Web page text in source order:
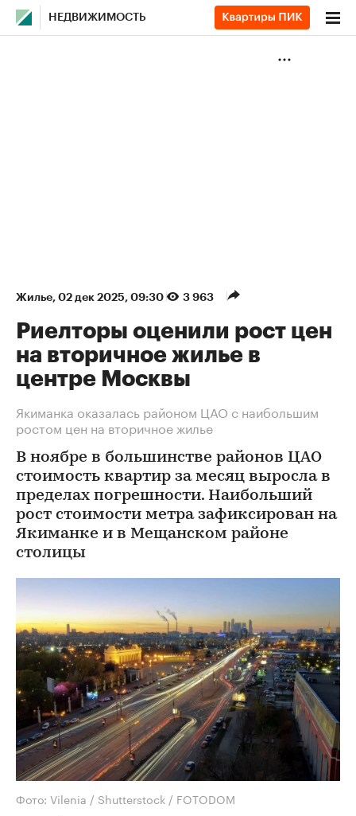
НЕДВИЖИМОСТЬ
Жилье⁠, 02 дек 2025, 09:30 3 963
Риелторы оценили рост цен
на вторичное жилье в
центре Москвы
Якиманка оказалась районом ЦАО с наибольшим
ростом цен на вторичное жилье
В ноябре в большинстве районов ЦАО
стоимость квартир за месяц выросла в
пределах погрешности. Наибольший
рост стоимости метра зафиксирован на
Якиманке и в Мещанском районе
столицы
Фото: Vilenia / Shutterstock / FOTODOM